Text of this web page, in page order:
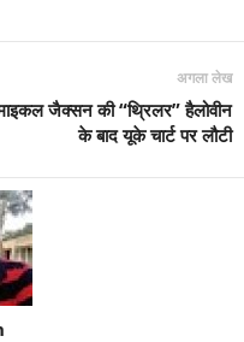
अगला लेख
जैक्सन की “थ्रिलर” हैलोवीन
के बाद यूके चार्ट पर लौटी